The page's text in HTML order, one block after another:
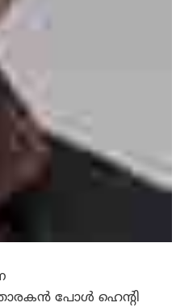
പോള്‍ ഹെന്റി